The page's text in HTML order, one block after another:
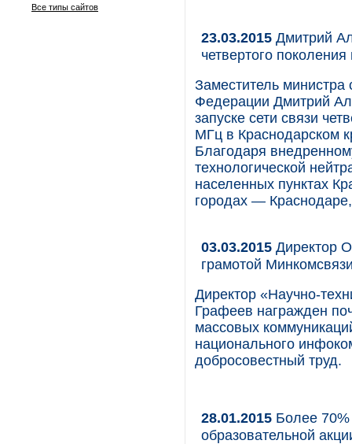
Все типы сайтов
23.03.2015 Дмитрий
четвертого
Заместитель министра
Федерации Дмитрий
запуске сети связи
МГц в Краснодарском
Благодаря
технологической
населенных пунктах
городах —
03.03.2015 Директор
грамотой
Директор «Научно-
Графеев награжден
массовых
национального
добросовестный труд.
28.01.2015 Более 70%
образовательной